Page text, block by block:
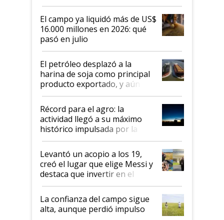
El campo ya liquidó más de US$
16.000 millones en 2026: qué
pasó en julio
El petróleo desplazó a la
harina de soja como principal
producto exportado, y aún así
el agro aportó casi seis de cada
diez dólares y sostuvo el
liderazgo en un semestre
récord
Récord para el agro: la
actividad llegó a su máximo
histórico impulsada por la
cosecha y las exportaciones
Levantó un acopio a los 19,
creó el lugar que elige Messi y
destaca que invertir en el
kirchnerismo era como "darle
plata a un hijo para droga":
Juan Félix Rossetti, el libertario
que de una dura crisis salió
La confianza del campo sigue
alta, aunque perdió impulso